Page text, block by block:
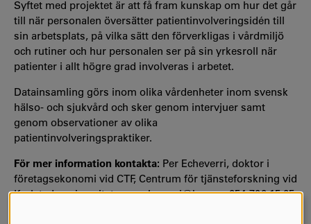
Syftet med projektet är att få fram kunskap om hur det går
till när personalen översätter patientinvolveringsidén till
sin arbetsplats, på vilka sätt den förverkligas i vårdmiljö
och rutiner och hur personalen ser på sin yrkesroll när
patienter i allt högre grad involveras i arbetet.
Datainsamling görs inom olika vårdenheter inom svensk
hälso- och sjukvård och sker genom intervjuer samt
genom observationer av olika
patientinvolveringspraktiker.
För mer information kontakta: Per Echeverri, doktor i
företagsekonomi vid CTF, Centrum för tjänsteforskning vid
Karlstads universitet, per.echeverri@kau.se, 054-700 15 05.